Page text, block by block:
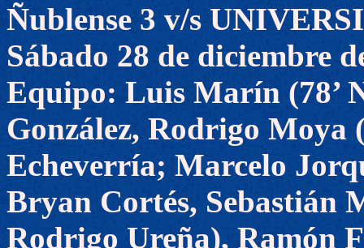
Ñublense 3 v/s
Sábado 28 de diciembre
Equipo: Luis Marín (78’
González, Rodrigo Moya
Echeverría; Marcelo
Bryan Cortés, Sebastián
Rodrigo Ureña), Ramón